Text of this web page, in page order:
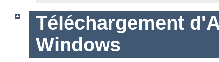
Téléchargement
Windows